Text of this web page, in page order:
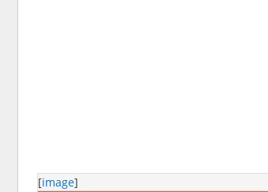
[image]